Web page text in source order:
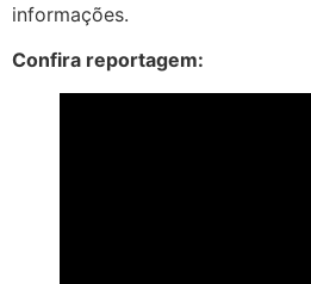
informações.
Confira reportagem: